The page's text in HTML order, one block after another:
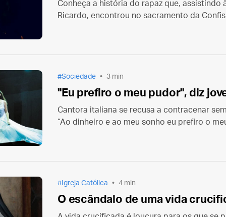
Conheça a história do rapaz que, assistindo
Ricardo, encontrou no sacramento da
Sociedade 3 min
"Eu prefiro o meu pudor", diz
Cantora italiana se recusa a contracenar
“Ao dinheiro e ao meu sonho eu prefiro o
Igreja Católica 4 min
O escândalo de uma vida